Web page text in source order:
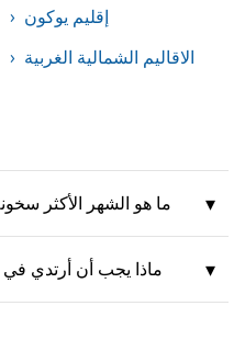
إقليم يوكون
الاقاليم الشمالية الغربية
ما هو الشهر الأكثر
ماذا يجب أن أرتدي